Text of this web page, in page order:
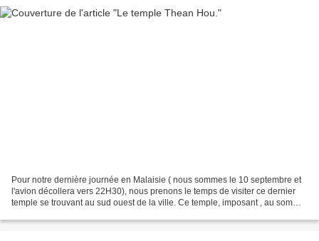
Pour notre dernière journée en Malaisie ( nous sommes le 10 septembre et
l'avion décollera vers 22H30), nous prenons le temps de visiter ce dernier
temple se trouvant au sud ouest de la ville. Ce temple, imposant , au sommet